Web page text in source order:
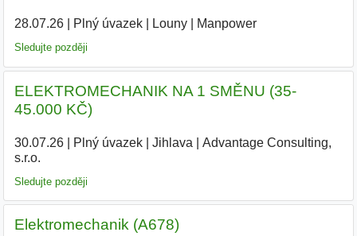
28.07.26| Plný úvazek| Louny| Manpower
Sledujte později
ELEKTROMECHANIK NA 1 SMĚNU (35-
45.000 KČ)
30.07.26| Plný úvazek| Jihlava
Advantage Consulting,
s.r.o.
Sledujte později
Elektromechanik (A678)